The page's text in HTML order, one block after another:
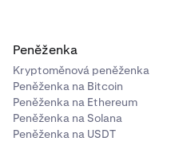
Peněženka
Kryptoměnová peněženka
Peněženka na Bitcoin
Peněženka na Ethereum
Peněženka na Solana
Peněženka na USDT